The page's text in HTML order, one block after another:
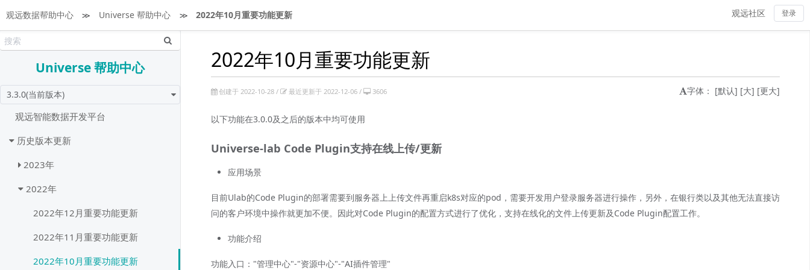
观远数据帮助中心 ≫ Universe 帮助中心 ≫ 2022年10月重要功能更新 登录
观远社区
Universe 帮助中心
3.3.0(当前版本)
观远智能数据开发平台
历史版本更新
2023年
2022年
2022年12月重要功能更新
2022年11月重要功能更新
2022年10月重要功能更新
2022年10月重要功能更新
创建于 2022-10-28 / 最近更新于 2022-12-06 / 3606 字体： [默认] [大] [更大]
以下功能在3.0.0及之后的版本中均可使用
Universe-lab Code Plugin支持在线上传/更新
应用场景
目前Ulab的Code Plugin的部署需要到服务器上上传文件再重启k8s对应的pod，需要开发用户登录服务器进行操作，另外，在银行类以及其他无法直接访
问的客户环境中操作就更加不便。因此对Code Plugin的配置方式进行了优化，支持在线化的文件上传更新及Code Plugin配置工作。
功能介绍
功能入口："管理中心"-"资源中心"-"AI插件管理"